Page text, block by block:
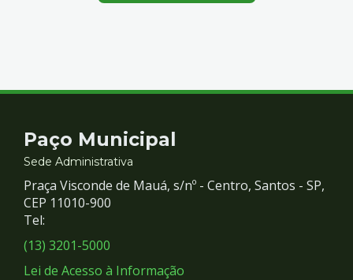
Contato
e
Redes
Sociais
Paço Municipal
Sede Administrativa
Praça Visconde de Mauá, s/nº - Centro, Santos - SP,
CEP 11010-900
Tel:
(13) 3201-5000
Lei de Acesso à Informação